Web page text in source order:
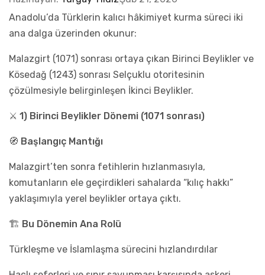
Anadolu’da Türklerin kalıcı hâkimiyet kurma süreci iki
ana dalga üzerinden okunur:
Malazgirt (1071) sonrası ortaya çıkan Birinci Beylikler ve
Kösedağ (1243) sonrası Selçuklu otoritesinin
çözülmesiyle belirginleşen İkinci Beylikler.
⚔️ 1) Birinci Beylikler Dönemi (1071 sonrası)
🧭 Başlangıç Mantığı
Malazgirt’ten sonra fetihlerin hızlanmasıyla,
komutanların ele geçirdikleri sahalarda “kılıç hakkı”
yaklaşımıyla yerel beylikler ortaya çıktı.
🏗️ Bu Dönemin Ana Rolü
Türkleşme ve İslamlaşma sürecini hızlandırdılar